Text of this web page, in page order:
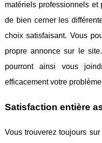
matériels professionnels et
de bien cerner les
choix satisfaisant. Vous
propre annonce sur le
pourront ainsi vous
efficacement votre
Satisfaction entière
Vous trouverez toujours